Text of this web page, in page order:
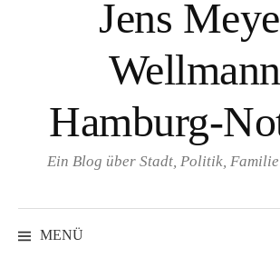
Jens
Hamburg-
Ein Blog über Stadt, Politik,
MENÜ